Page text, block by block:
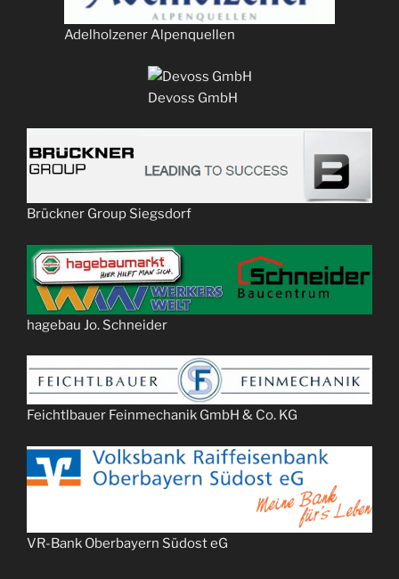
Adelholzener Alpenquellen
Devoss GmbH
Brückner Group Siegsdorf
hagebau Jo. Schneider
Feichtlbauer Feinmechanik GmbH & Co. KG
VR-Bank Oberbayern Südost eG